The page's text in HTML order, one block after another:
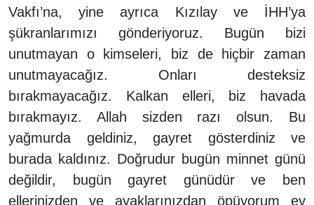
Vakfı’na, yine ayrıca Kızılay ve İHH’ya
şükranlarımızı gönderiyoruz. Bugün bizi
unutmayan o kimseleri, biz de hiçbir zaman
unutmayacağız. Onları desteksiz
bırakmayacağız. Kalkan elleri, biz havada
bırakmayız. Allah sizden razı olsun. Bu
yağmurda geldiniz, gayret gösterdiniz ve
burada kaldınız. Doğrudur bugün minnet günü
değildir, bugün gayret günüdür ve ben
ellerinizden ve ayaklarınızdan öpüyorum ey